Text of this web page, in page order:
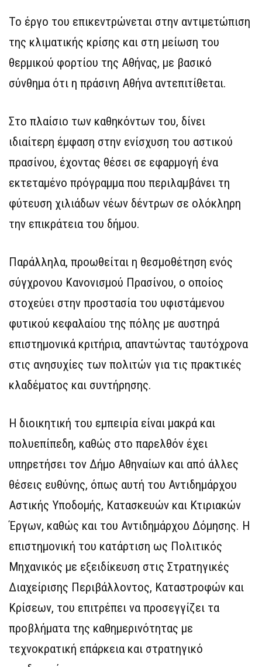
Το έργο του επικεντρώνεται στην αντιμετώπιση
της κλιματικής κρίσης και στη μείωση του
θερμικού φορτίου της Αθήνας, με βασικό
σύνθημα ότι η πράσινη Αθήνα αντεπιτίθεται.
Στο πλαίσιο των καθηκόντων του, δίνει
ιδιαίτερη έμφαση στην ενίσχυση του αστικού
πρασίνου, έχοντας θέσει σε εφαρμογή ένα
εκτεταμένο πρόγραμμα που περιλαμβάνει τη
φύτευση χιλιάδων νέων δέντρων σε ολόκληρη
την επικράτεια του δήμου.
Παράλληλα, προωθείται η θεσμοθέτηση ενός
σύγχρονου Κανονισμού Πρασίνου, ο οποίος
στοχεύει στην προστασία του υφιστάμενου
φυτικού κεφαλαίου της πόλης με αυστηρά
επιστημονικά κριτήρια, απαντώντας ταυτόχρονα
στις ανησυχίες των πολιτών για τις πρακτικές
κλαδέματος και συντήρησης.
Η διοικητική του εμπειρία είναι μακρά και
πολυεπίπεδη, καθώς στο παρελθόν έχει
υπηρετήσει τον Δήμο Αθηναίων και από άλλες
θέσεις ευθύνης, όπως αυτή του Αντιδημάρχου
Αστικής Υποδομής, Κατασκευών και Κτιριακών
Έργων, καθώς και του Αντιδημάρχου Δόμησης. Η
επιστημονική του κατάρτιση ως Πολιτικός
Μηχανικός με εξειδίκευση στις Στρατηγικές
Διαχείρισης Περιβάλλοντος, Καταστροφών και
Κρίσεων, του επιτρέπει να προσεγγίζει τα
προβλήματα της καθημερινότητας με
τεχνοκρατική επάρκεια και στρατηγικό